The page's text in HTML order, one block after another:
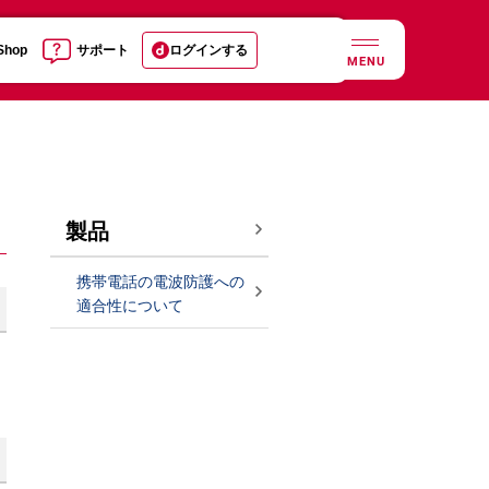
サポート ログインする
MENU
製品
携帯電話の電波防護への
適合性について